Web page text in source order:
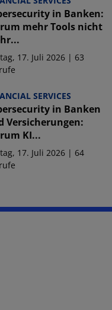
in Banken:
mehr Tools nicht
17. Juli 2026 | 63
SERVICES
in Banken
Versicherungen:
KI...
17. Juli 2026 | 64